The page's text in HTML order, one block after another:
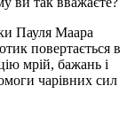
Пауля Маара
повертається в
мрій, бажань і
чарівних сил